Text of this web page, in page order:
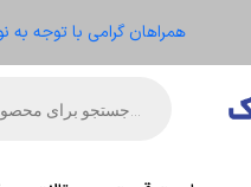
همراهان گرامی با توجه به